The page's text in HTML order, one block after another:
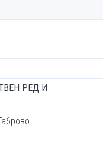
РЕД И